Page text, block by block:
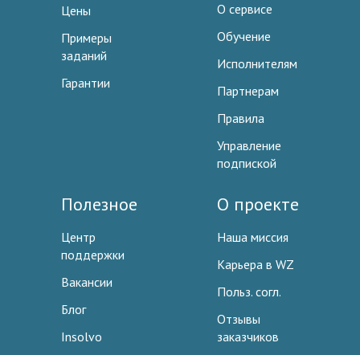
Цены
Примеры
заданий
Гарантии
О сервисе
Обучение
Исполнителям
Партнерам
Правила
Управление
подпиской
Полезное
Центр
поддержки
Вакансии
Блог
Insolvo
О проекте
Наша миссия
Карьера в WZ
Польз. согл.
Отзывы
заказчиков